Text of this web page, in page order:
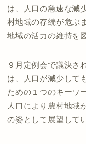
は、人口の急速な減
村地域の存続が危ぶ
地域の活力の維持を
９月定例会で議決さ
は、人口が減少して
ための１つのキーワ
人口により農村地域
の姿として展望して